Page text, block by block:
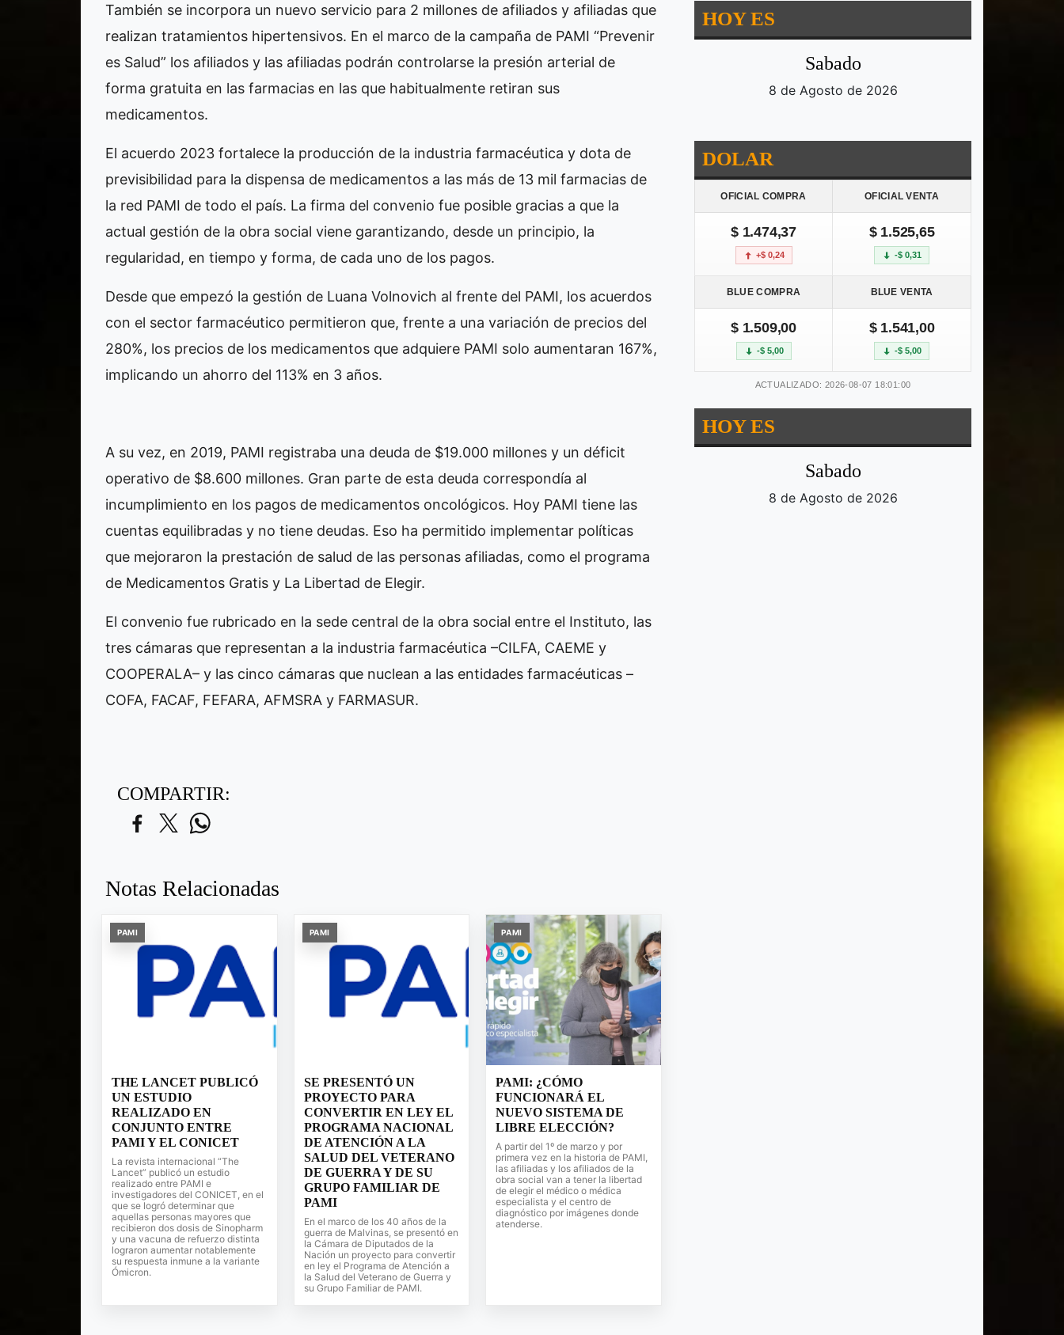
También se incorpora un nuevo servicio para 2 millones de afiliados y afiliadas que
realizan tratamientos hipertensivos. En el marco de la campaña de PAMI “Prevenir
es Salud” los afiliados y las afiliadas podrán controlarse la presión arterial de
forma gratuita en las farmacias en las que habitualmente retiran sus
medicamentos.
El acuerdo 2023 fortalece la producción de la industria farmacéutica y dota de
previsibilidad para la dispensa de medicamentos a las más de 13 mil farmacias de
la red PAMI de todo el país. La firma del convenio fue posible gracias a que la
actual gestión de la obra social viene garantizando, desde un principio, la
regularidad, en tiempo y forma, de cada uno de los pagos.
Desde que empezó la gestión de Luana Volnovich al frente del PAMI, los acuerdos
con el sector farmacéutico permitieron que, frente a una variación de precios del
280%, los precios de los medicamentos que adquiere PAMI solo aumentaran 167%,
implicando un ahorro del 113% en 3 años.
A su vez, en 2019, PAMI registraba una deuda de $19.000 millones y un déficit
operativo de $8.600 millones. Gran parte de esta deuda correspondía al
incumplimiento en los pagos de medicamentos oncológicos. Hoy PAMI tiene las
cuentas equilibradas y no tiene deudas. Eso ha permitido implementar políticas
que mejoraron la prestación de salud de las personas afiliadas, como el programa
de Medicamentos Gratis y La Libertad de Elegir.
El convenio fue rubricado en la sede central de la obra social entre el Instituto, las
tres cámaras que representan a la industria farmacéutica –CILFA, CAEME y
COOPERALA– y las cinco cámaras que nuclean a las entidades farmacéuticas –
COFA, FACAF, FEFARA, AFMSRA y FARMASUR.
COMPARTIR:
Notas Relacionadas
PAMI
THE LANCET PUBLICÓ
UN ESTUDIO
REALIZADO EN
CONJUNTO ENTRE
PAMI Y EL CONICET
La revista internacional “The
Lancet” publicó un estudio
realizado entre PAMI e
investigadores del CONICET, en el
que se logró determinar que
aquellas personas mayores que
recibieron dos dosis de Sinopharm
y una vacuna de refuerzo distinta
lograron aumentar notablemente
su respuesta inmune a la variante
Ómicron.
PAMI
SE PRESENTÓ UN
PROYECTO PARA
CONVERTIR EN LEY EL
PROGRAMA NACIONAL
DE ATENCIÓN A LA
SALUD DEL VETERANO
DE GUERRA Y DE SU
GRUPO FAMILIAR DE
PAMI
En el marco de los 40 años de la
guerra de Malvinas, se presentó en
la Cámara de Diputados de la
Nación un proyecto para convertir
en ley el Programa de Atención a
la Salud del Veterano de Guerra y
su Grupo Familiar de PAMI.
PAMI
PAMI: ¿CÓMO
FUNCIONARÁ EL
NUEVO SISTEMA DE
LIBRE ELECCIÓN?
A partir del 1º de marzo y por
primera vez en la historia de PAMI,
las afiliadas y los afiliados de la
obra social van a tener la libertad
de elegir el médico o médica
especialista y el centro de
diagnóstico por imágenes donde
atenderse.
HOY ES
Sabado
8 de Agosto de 2026
DOLAR
OFICIAL COMPRA OFICIAL VENTA
$ 1.474,37
+$ 0,24
$ 1.525,65
-$ 0,31
BLUE COMPRA BLUE VENTA
$ 1.509,00
-$ 5,00
$ 1.541,00
-$ 5,00
ACTUALIZADO: 2026-08-07 18:01:00
HOY ES
Sabado
8 de Agosto de 2026